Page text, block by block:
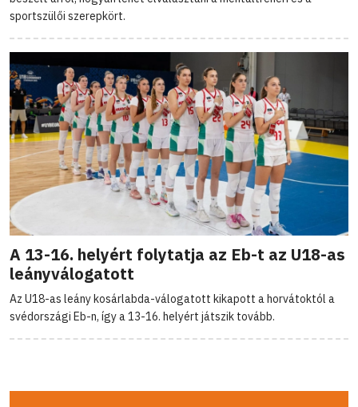
sportszülői szerepkört.
A 13-16. helyért folytatja az Eb-t az U18-as
leányválogatott
Az U18-as leány kosárlabda-válogatott kikapott a horvátoktól a
svédországi Eb-n, így a 13-16. helyért játszik tovább.